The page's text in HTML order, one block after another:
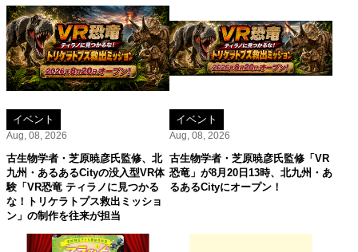
イベント
Aug, 08, 2026
古生物学者・芝原暁彦氏監修、北
九州・あるあるCityの没入型VR体
験「VR恐竜 ティラノに見つかる
な！トリケラトプス救出ミッショ
ン」の制作を往来が担当
イベント
Aug, 08, 2026
古生物学者・芝原暁彦氏監修「VR
恐竜」が8月20日13時、北九州・あ
るあるCityにオープン！